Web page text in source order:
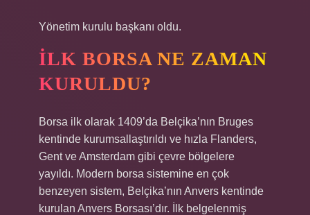
Yönetim kurulu başkanı oldu.
İLK BORSA NE ZAMAN
KURULDU?
Borsa ilk olarak 1409’da Belçika’nın Bruges
kentinde kurumsallaştırıldı ve hızla Flanders,
Gent ve Amsterdam gibi çevre bölgelere
yayıldı. Modern borsa sistemine en çok
benzeyen sistem, Belçika’nın Anvers kentinde
kurulan Anvers Borsası’dır. İlk belgelenmiş